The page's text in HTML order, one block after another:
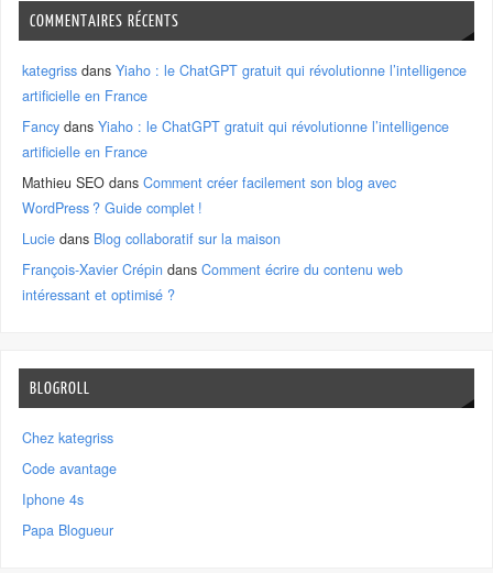
COMMENTAIRES RÉCENTS
kategriss dansYiaho : le ChatGPT gratuit qui révolutionne l’intelligence
artificielle en France
Fancy dansYiaho : le ChatGPT gratuit qui révolutionne l’intelligence
artificielle en France
Mathieu SEO dansComment créer facilement son blog avec
WordPress ? Guide complet !
Lucie dans Blog collaboratif sur la maison
François-Xavier Crépin dansComment écrire du contenu web
intéressant et optimisé ?
BLOGROLL
Chez kategriss
Code avantage
Iphone 4s
Papa Blogueur